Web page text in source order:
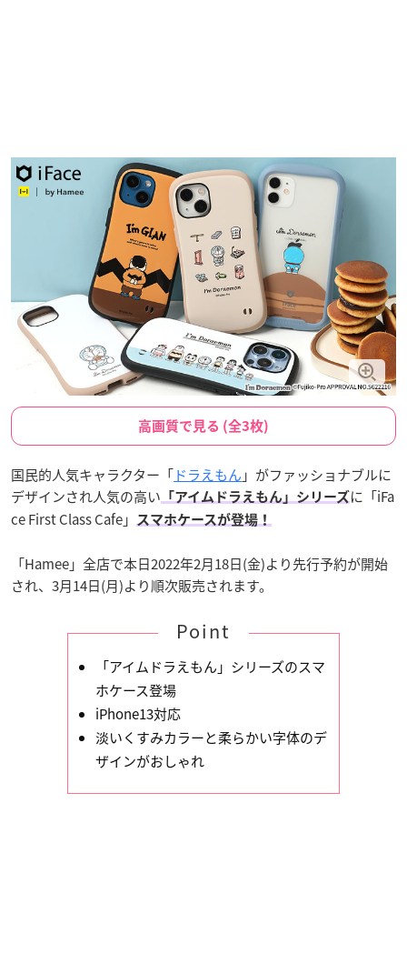
高画質で見る (全3枚)
国民的人気キャラクター「ドラえもん 」がファッショナブルに
デザインされ人気の高い 「アイムドラえもん」シリーズ に「iFa
ce First Class Cafe」
スマホケースが登場！
「Hamee」全店で本日2022年2月18日(金)より先行予約が開始
され、3月14日(月)より順次販売されます。
Point
「アイムドラえもん」シリーズのスマ
ホケース登場
iPhone13対応
淡いくすみカラーと柔らかい字体のデ
ザインがおしゃれ